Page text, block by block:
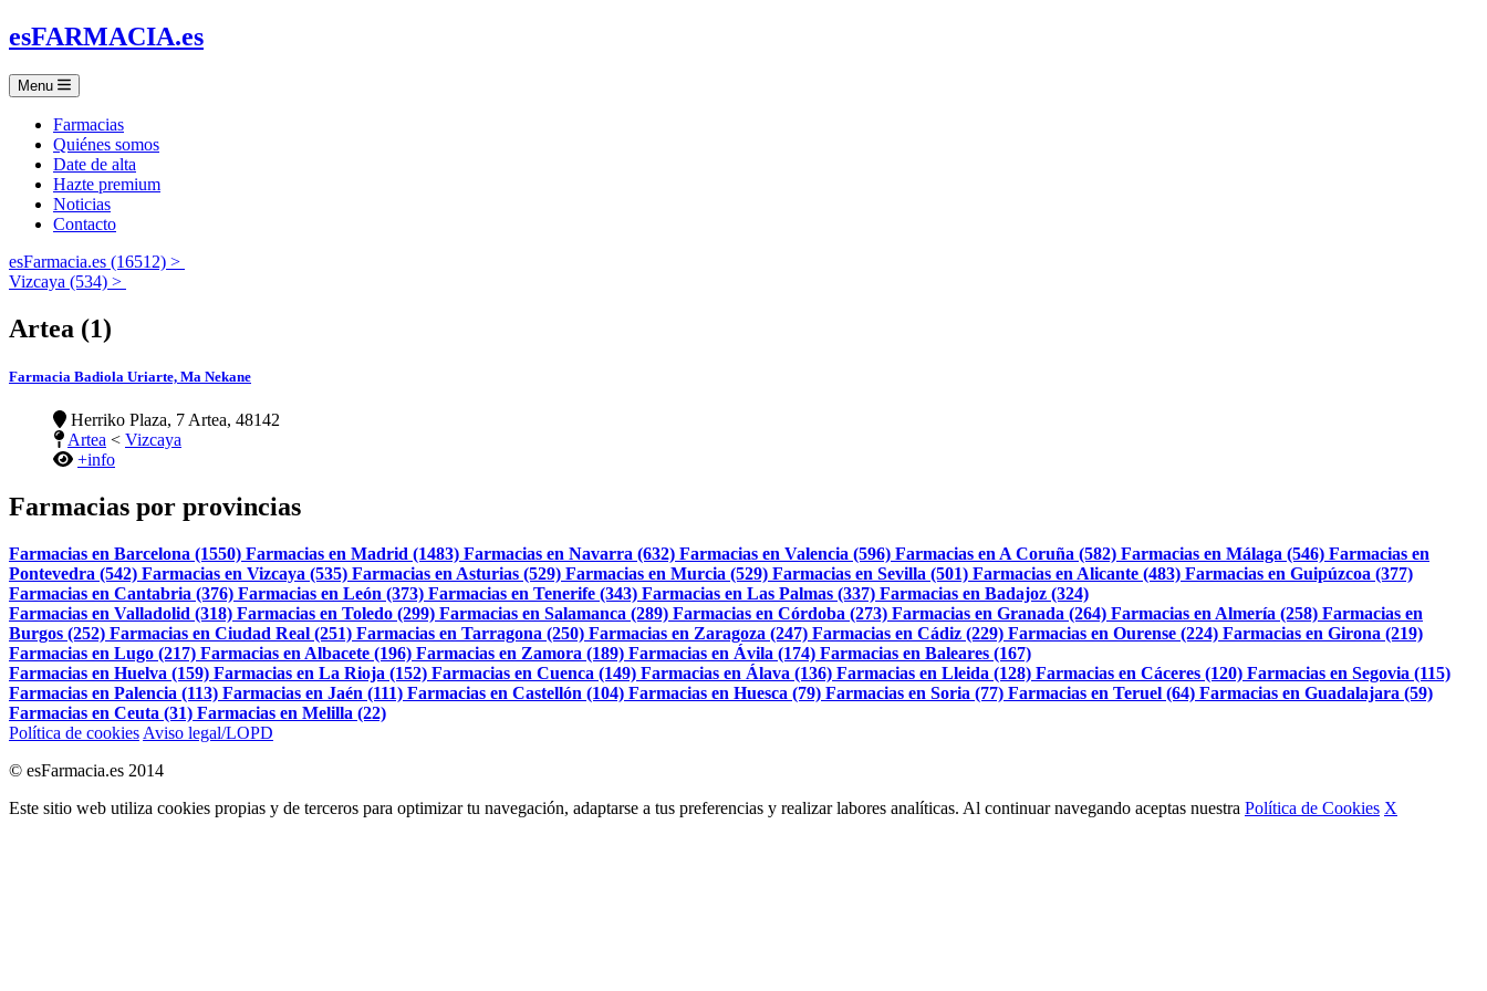
esFARMACIA.es
Menu
Farmacias
Quiénes somos
Date de alta
Hazte premium
Noticias
Contacto
esFarmacia.es (16512) >
Vizcaya (534) >
Artea (1)
Farmacia Badiola Uriarte, Ma Nekane
Herriko Plaza, 7 Artea, 48142
Artea < Vizcaya
+info
Farmacias por provincias
Farmacias en Barcelona (1550) Farmacias en Madrid (1483) Farmacias en Navarra (632) Farmacias en Valencia (596) Farmacias en A Coruña (582) Farmacias en Málaga (546) Farmacias en
Pontevedra (542) Farmacias en Vizcaya (535) Farmacias en Asturias (529) Farmacias en Murcia (529) Farmacias en Sevilla (501) Farmacias en Alicante (483) Farmacias en Guipúzcoa (377)
Farmacias en Cantabria (376) Farmacias en León (373) Farmacias en Tenerife (343) Farmacias en Las Palmas (337) Farmacias en Badajoz (324)
Farmacias en Valladolid (318) Farmacias en Toledo (299) Farmacias en Salamanca (289) Farmacias en Córdoba (273) Farmacias en Granada (264) Farmacias en Almería (258) Farmacias en
Burgos (252) Farmacias en Ciudad Real (251) Farmacias en Tarragona (250) Farmacias en Zaragoza (247) Farmacias en Cádiz (229) Farmacias en Ourense (224) Farmacias en Girona (219)
Farmacias en Lugo (217) Farmacias en Albacete (196) Farmacias en Zamora (189) Farmacias en Ávila (174) Farmacias en Baleares (167)
Farmacias en Huelva (159) Farmacias en La Rioja (152) Farmacias en Cuenca (149) Farmacias en Álava (136) Farmacias en Lleida (128) Farmacias en Cáceres (120) Farmacias en Segovia (115)
Farmacias en Palencia (113) Farmacias en Jaén (111) Farmacias en Castellón (104) Farmacias en Huesca (79) Farmacias en Soria (77) Farmacias en Teruel (64) Farmacias en Guadalajara (59)
Farmacias en Ceuta (31) Farmacias en Melilla (22)
Política de cookies Aviso legal/LOPD
© esFarmacia.es 2014
Este sitio web utiliza cookies propias y de terceros para optimizar tu navegación, adaptarse a tus preferencias y realizar labores analíticas. Al continuar navegando aceptas nuestra Política de Cookies X